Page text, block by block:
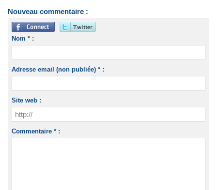
Nouveau commentaire :
Nom * :
Adresse email (non publiée) * :
Site web :
Commentaire * :